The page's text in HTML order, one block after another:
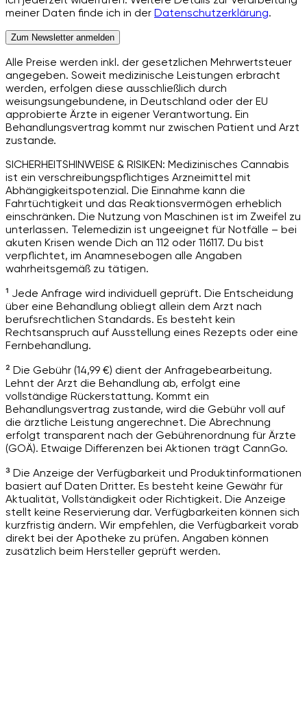
meiner Daten finde ich in der Datenschutzerklärung.
Zum Newsletter anmelden
Alle Preise werden inkl. der gesetzlichen Mehrwertsteuer
angegeben. Soweit medizinische Leistungen erbracht
werden, erfolgen diese ausschließlich durch
weisungsungebundene, in Deutschland oder der EU
approbierte Ärzte in eigener Verantwortung. Ein
Behandlungsvertrag kommt nur zwischen Patient und Arzt
zustande.
SICHERHEITSHINWEISE & RISIKEN: Medizinisches Cannabis
ist ein verschreibungspflichtiges Arzneimittel mit
Abhängigkeitspotenzial. Die Einnahme kann die
Fahrtüchtigkeit und das Reaktionsvermögen erheblich
einschränken. Die Nutzung von Maschinen ist im Zweifel zu
unterlassen. Telemedizin ist ungeeignet für Notfälle – bei
akuten Krisen wende Dich an 112 oder 116117. Du bist
verpflichtet, im Anamnesebogen alle Angaben
wahrheitsgemäß zu tätigen.
¹ Jede Anfrage wird individuell geprüft. Die Entscheidung
über eine Behandlung obliegt allein dem Arzt nach
berufsrechtlichen Standards. Es besteht kein
Rechtsanspruch auf Ausstellung eines Rezepts oder eine
Fernbehandlung.
² Die Gebühr (14,99 €) dient der Anfragebearbeitung.
Lehnt der Arzt die Behandlung ab, erfolgt eine
vollständige Rückerstattung. Kommt ein
Behandlungsvertrag zustande, wird die Gebühr voll auf
die ärztliche Leistung angerechnet. Die Abrechnung
erfolgt transparent nach der Gebührenordnung für Ärzte
(GOÄ). Etwaige Differenzen bei Aktionen trägt CannGo.
³ Die Anzeige der Verfügbarkeit und Produktinformationen
basiert auf Daten Dritter. Es besteht keine Gewähr für
Aktualität, Vollständigkeit oder Richtigkeit. Die Anzeige
stellt keine Reservierung dar. Verfügbarkeiten können sich
kurzfristig ändern. Wir empfehlen, die Verfügbarkeit vorab
direkt bei der Apotheke zu prüfen. Angaben können
zusätzlich beim Hersteller geprüft werden.